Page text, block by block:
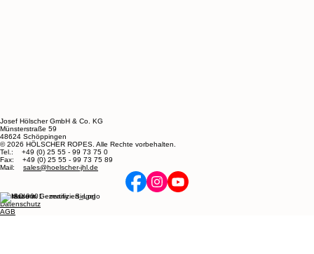
Josef Hölscher GmbH & Co. KG
Münsterstraße 59
48624 Schöppingen
© 2026 HÖLSCHER ROPES. Alle Rechte vorbehalten.
Fax: +49 (0) 25 55 - 99 73 75 89
Mail:sales@hoelscher-jhl.de